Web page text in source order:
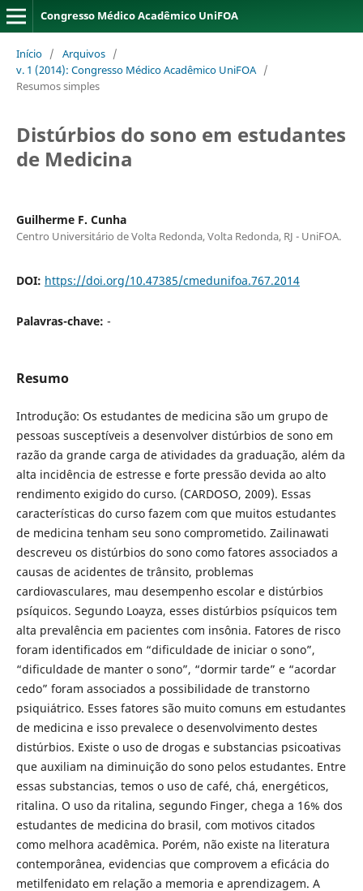
Congresso Médico Acadêmico UniFOA
Início / Arquivos /
v. 1 (2014): Congresso Médico Acadêmico UniFOA /
Resumos simples
Distúrbios do sono em estudantes
de Medicina
Guilherme F. Cunha
Centro Universitário de Volta Redonda, Volta Redonda, RJ - UniFOA.
DOI: https://doi.org/10.47385/cmedunifoa.767.2014
Palavras-chave: -
Resumo
Introdução: Os estudantes de medicina são um grupo de
pessoas susceptíveis a desenvolver distúrbios de sono em
razão da grande carga de atividades da graduação, além da
alta incidência de estresse e forte pressão devida ao alto
rendimento exigido do curso. (CARDOSO, 2009). Essas
características do curso fazem com que muitos estudantes
de medicina tenham seu sono comprometido. Zailinawati
descreveu os distúrbios do sono como fatores associados a
causas de acidentes de trânsito, problemas
cardiovasculares, mau desempenho escolar e distúrbios
psíquicos. Segundo Loayza, esses distúrbios psíquicos tem
alta prevalência em pacientes com insônia. Fatores de risco
foram identificados em “dificuldade de iniciar o sono”,
“dificuldade de manter o sono”, “dormir tarde” e “acordar
cedo” foram associados a possibilidade de transtorno
psiquiátrico. Esses fatores são muito comuns em estudantes
de medicina e isso prevalece o desenvolvimento destes
distúrbios. Existe o uso de drogas e substancias psicoativas
que auxiliam na diminuição do sono pelos estudantes. Entre
essas substancias, temos o uso de café, chá, energéticos,
ritalina. O uso da ritalina, segundo Finger, chega a 16% dos
estudantes de medicina do brasil, com motivos citados
como melhora acadêmica. Porém, não existe na literatura
contemporânea, evidencias que comprovem a eficácia do
metilfenidato em relação a memoria e aprendizagem. A